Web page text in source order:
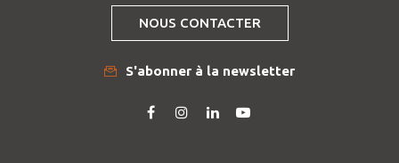
NOUS CONTACTER
S'abonner à la newsletter
Lien
Lien
Lien
Lien